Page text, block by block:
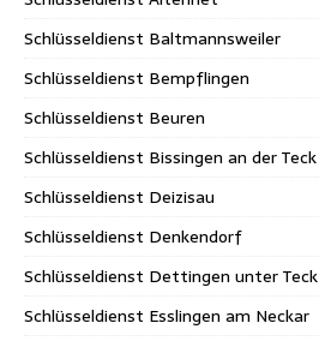
Schlüsseldienst Baltmannsweiler
Schlüsseldienst Bempflingen
Schlüsseldienst Beuren
Schlüsseldienst Bissingen an der Teck
Schlüsseldienst Deizisau
Schlüsseldienst Denkendorf
Schlüsseldienst Dettingen unter Teck
Schlüsseldienst Esslingen am Neckar